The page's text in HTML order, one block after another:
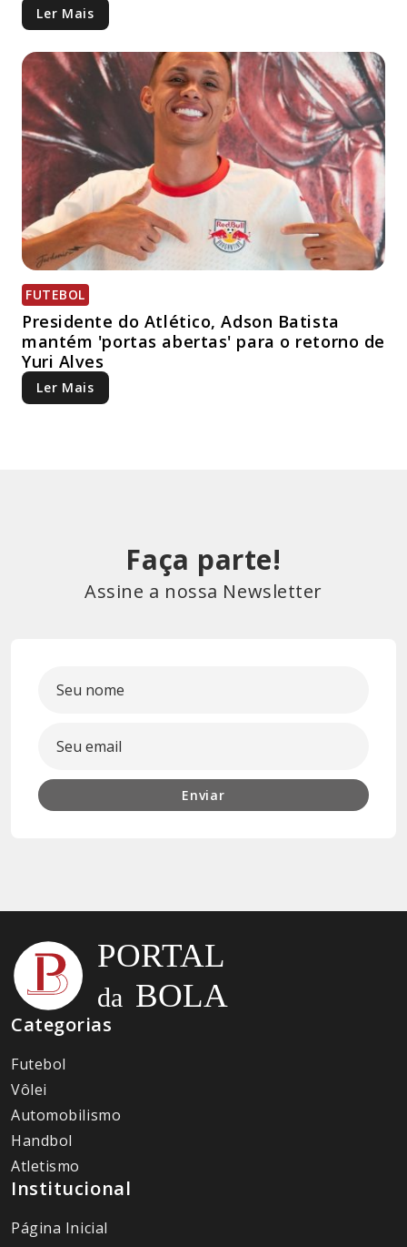
Ler Mais
FUTEBOL
Presidente do Atlético, Adson Batista
mantém 'portas abertas' para o retorno de
Yuri Alves
Ler Mais
Faça parte!
Assine a nossa Newsletter
Enviar
Categorias
Futebol
Vôlei
Automobilismo
Handbol
Atletismo
Institucional
Página Inicial